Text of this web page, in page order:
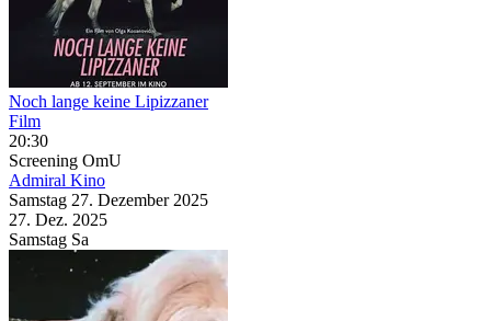
Noch lange keine Lipizzaner
Film
20:30
Screening OmU
Admiral Kino
Samstag 27. Dezember 2025
27. Dez. 2025
Samstag Sa